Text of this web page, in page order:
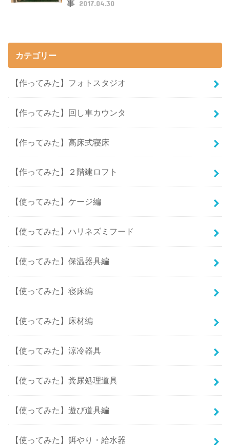
事 2017.04.30
カテゴリー
【作ってみた】フォトスタジオ
【作ってみた】回し車カウンタ
【作ってみた】高床式寝床
【作ってみた】２階建ロフト
【使ってみた】ケージ編
【使ってみた】ハリネズミフード
【使ってみた】保温器具編
【使ってみた】寝床編
【使ってみた】床材編
【使ってみた】涼冷器具
【使ってみた】糞尿処理道具
【使ってみた】遊び道具編
【使ってみた】餌やり・給水器